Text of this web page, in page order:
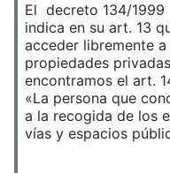
El decreto 134/1999
indica en su art. 13
acceder libremente
propiedades
encontramos el art.
«La persona que
a la recogida de los
vías y espacios